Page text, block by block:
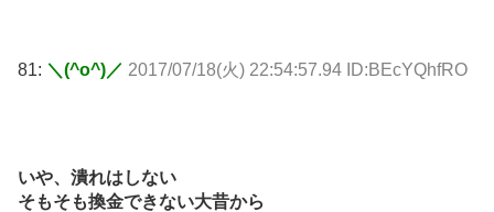
81: ＼(^o^)／ 2017/07/18(火) 22:54:57.94 ID:BEcYQhfRO
いや、潰れはしない
そもそも換金できない大昔から